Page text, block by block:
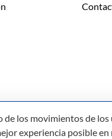
los movimientos de
experiencia posible